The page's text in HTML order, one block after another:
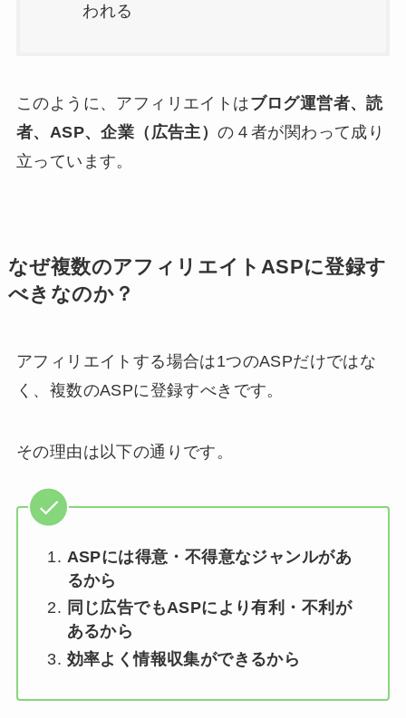
われる
このように、アフィリエイトはブログ運営者、読
者、ASP、企業（広告主）の４者が関わって成り
立っています。
なぜ複数のアフィリエイトASPに登録す
べきなのか？
アフィリエイトする場合は1つのASPだけではな
く、複数のASPに登録すべきです。
その理由は以下の通りです。
ASPには得意・不得意なジャンルがあ
るから
同じ広告でもASPにより有利・不利が
あるから
効率よく情報収集ができるから